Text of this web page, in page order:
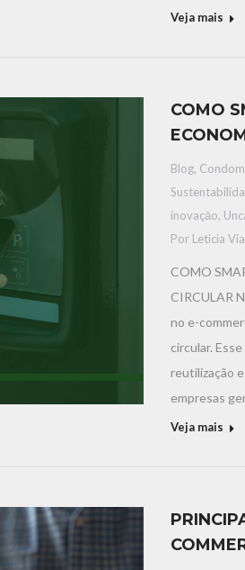
Veja mais
COMO
Blog,
inovaçāo,
Por Leticia
COMO
CIRCULAR
no e-
circular.
reutilização
empresas
Veja mais